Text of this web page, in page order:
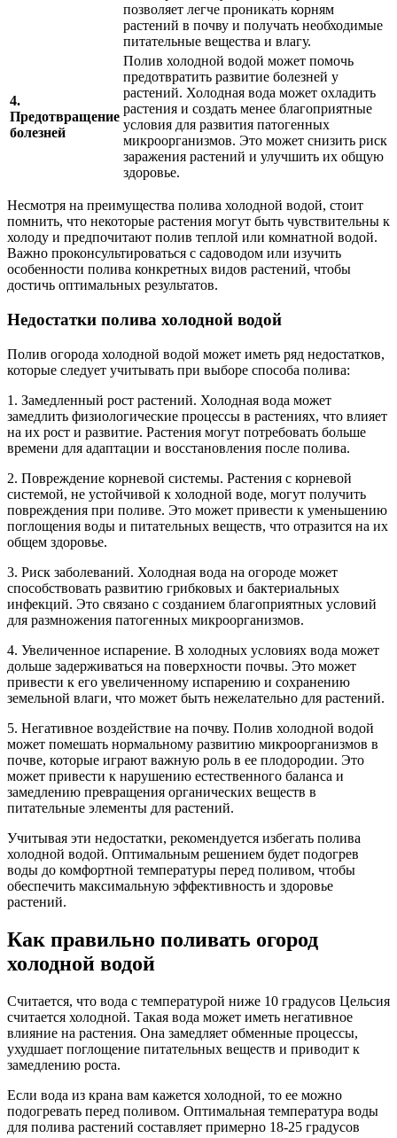
позволяет легче проникать корням
растений в почву и получать необходимые
питательные вещества и влагу.
4.
Предотвращение
болезней
Полив холодной водой может помочь
предотвратить развитие болезней у
растений. Холодная вода может охладить
растения и создать менее благоприятные
условия для развития патогенных
микроорганизмов. Это может снизить риск
заражения растений и улучшить их общую
здоровье.
Несмотря на преимущества полива холодной водой, стоит
помнить, что некоторые растения могут быть чувствительны к
холоду и предпочитают полив теплой или комнатной водой.
Важно проконсультироваться с садоводом или изучить
особенности полива конкретных видов растений, чтобы
достичь оптимальных результатов.
Недостатки полива холодной водой
Полив огорода холодной водой может иметь ряд недостатков,
которые следует учитывать при выборе способа полива:
1. Замедленный рост растений. Холодная вода может
замедлить физиологические процессы в растениях, что влияет
на их рост и развитие. Растения могут потребовать больше
времени для адаптации и восстановления после полива.
2. Повреждение корневой системы. Растения с корневой
системой, не устойчивой к холодной воде, могут получить
повреждения при поливе. Это может привести к уменьшению
поглощения воды и питательных веществ, что отразится на их
общем здоровье.
3. Риск заболеваний. Холодная вода на огороде может
способствовать развитию грибковых и бактериальных
инфекций. Это связано с созданием благоприятных условий
для размножения патогенных микроорганизмов.
4. Увеличенное испарение. В холодных условиях вода может
дольше задерживаться на поверхности почвы. Это может
привести к его увеличенному испарению и сохранению
земельной влаги, что может быть нежелательно для растений.
5. Негативное воздействие на почву. Полив холодной водой
может помешать нормальному развитию микроорганизмов в
почве, которые играют важную роль в ее плодородии. Это
может привести к нарушению естественного баланса и
замедлению превращения органических веществ в
питательные элементы для растений.
Учитывая эти недостатки, рекомендуется избегать полива
холодной водой. Оптимальным решением будет подогрев
воды до комфортной температуры перед поливом, чтобы
обеспечить максимальную эффективность и здоровье
растений.
Как правильно поливать огород
холодной водой
Считается, что вода с температурой ниже 10 градусов Цельсия
считается холодной. Такая вода может иметь негативное
влияние на растения. Она замедляет обменные процессы,
ухудшает поглощение питательных веществ и приводит к
замедлению роста.
Если вода из крана вам кажется холодной, то ее можно
подогревать перед поливом. Оптимальная температура воды
для полива растений составляет примерно 18-25 градусов